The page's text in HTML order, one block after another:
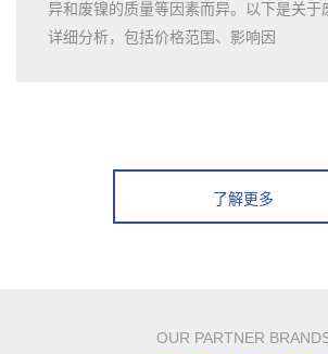
异和废镍的质量等因素而异。以下是关于
详细分析，包括价格范围、影响因
了解更多
OUR PARTNER